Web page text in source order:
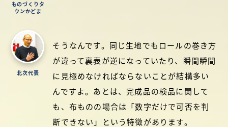
ものづくりタ
ウンかどま
北次代表
そうなんです。同じ生地でもロールの巻き方
が違って裏表が逆になっていたり、瞬間瞬間
に見極めなければならないことが結構多い
んですよ。あとは、完成品の検品に関して
も、布ものの場合は「数字だけで可否を判
断できない」という特徴があります。